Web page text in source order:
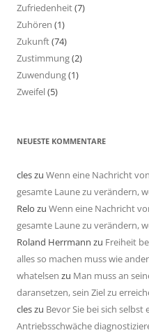
Zufriedenheit(7)
Zuhören (1)
Zukunft(74)
Zustimmung(2)
Zuwendung(1)
Zweifel(5)
NEUESTE KOMMENTARE
cleszu Wenn eine Nachricht
gesamte Laune zu verändern,
Relo zu Wenn eine Nachricht
gesamte Laune zu verändern,
Roland Herrmann zu Freiheit
alles so machen muss wie
whatelsen zu Man muss an
daransetzen, sein Ziel zu
cleszu Bevor Sie bei sich
Antriebsschwäche